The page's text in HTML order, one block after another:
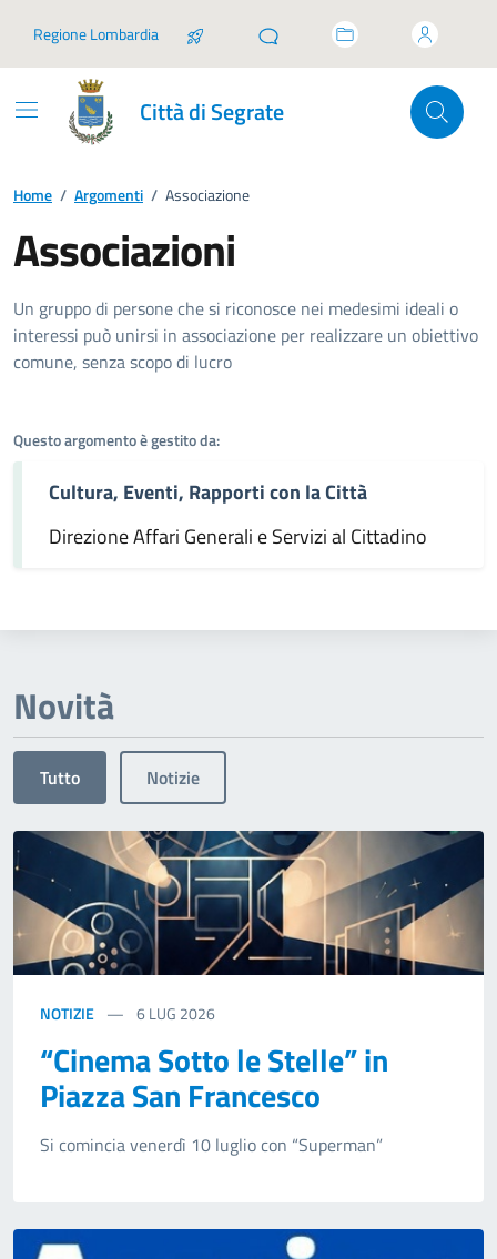
Regione Lombardia
Città di Segrate
Home / Argomenti / Associazione
Associazioni
Dettagli dell'argomento
Un gruppo di persone che si riconosce nei medesimi ideali o
interessi può unirsi in associazione per realizzare un obiettivo
comune, senza scopo di lucro
Questo argomento è gestito da:
Cultura, Eventi, Rapporti con la Città
Direzione Affari Generali e Servizi al Cittadino
Novità
Tutto Notizie
NOTIZIE 6LUG 2026
“Cinema Sotto le Stelle” in
Piazza San Francesco
Si comincia venerdì 10 luglio con “Superman”